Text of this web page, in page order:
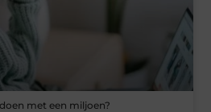
met een miljoen?